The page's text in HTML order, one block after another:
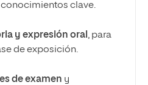
clave.
y expresión oral , para
de exposición.
de examen y